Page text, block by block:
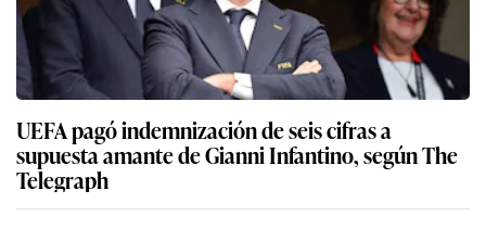
UEFA pagó indemnización de seis cifras a
supuesta amante de Gianni Infantino, según The
Telegraph